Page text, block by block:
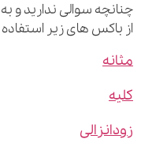
سوالی ندارید و به
های زیر استفاده کنید: